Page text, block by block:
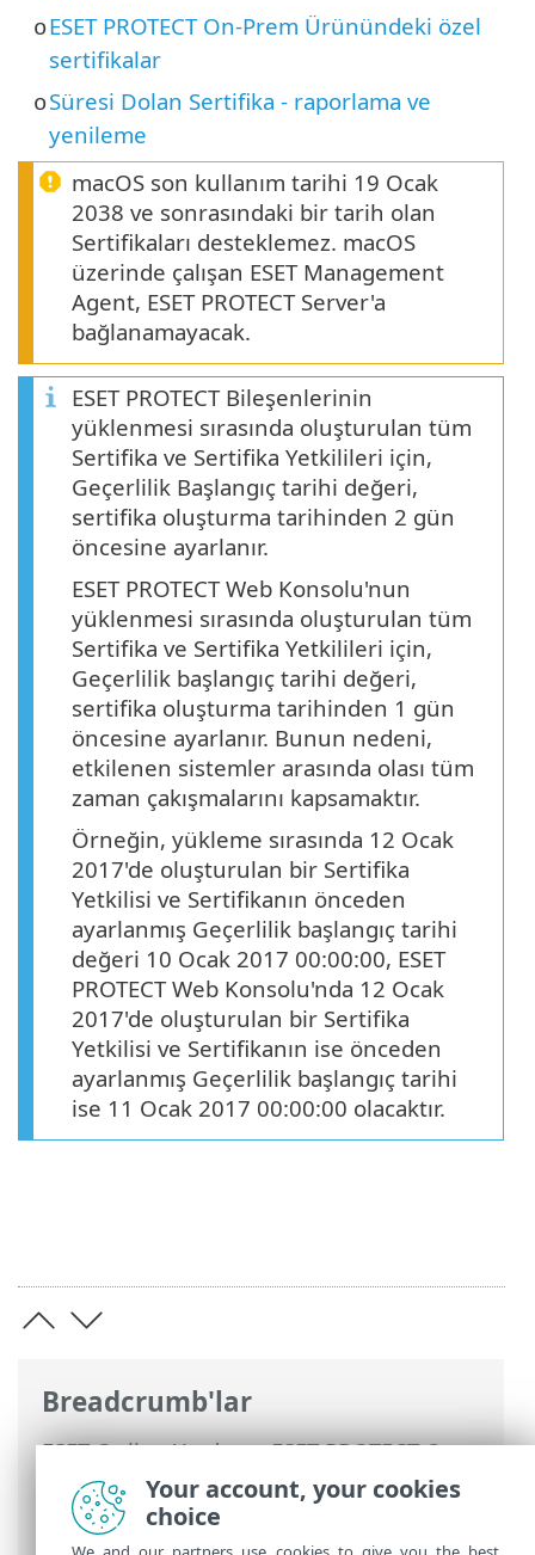
Breadcrumb'lar
ESET Online Yardım>ESET PROTECT On-
Prem>
ESET PROTECT On-Prem Ürününü
Kullanma
>ESET PROTECT On-Prem Ana
Menü> Daha Fazla > Sertifikalar
oESET PROTECT On-Prem Ürünündeki özel
sertifikalar
oSüresi Dolan Sertifika - raporlama ve
yenileme
macOS son kullanım tarihi 19 Ocak
2038 ve sonrasındaki bir tarih olan
Sertifikaları desteklemez. macOS
üzerinde çalışan ESET Management
Agent, ESET PROTECT Server'a
bağlanamayacak.
ESET PROTECT Bileşenlerinin
yüklenmesi sırasında oluşturulan tüm
Sertifika ve Sertifika Yetkilileri için,
Geçerlilik Başlangıç tarihi değeri,
sertifika oluşturma tarihinden 2 gün
öncesine ayarlanır.
ESET PROTECT Web Konsolu'nun
yüklenmesi sırasında oluşturulan tüm
Sertifika ve Sertifika Yetkilileri için,
Geçerlilik başlangıç tarihi değeri,
sertifika oluşturma tarihinden 1 gün
öncesine ayarlanır. Bunun nedeni,
etkilenen sistemler arasında olası tüm
zaman çakışmalarını kapsamaktır.
Örneğin, yükleme sırasında 12 Ocak
2017'de oluşturulan bir Sertifika
Yetkilisi ve Sertifikanın önceden
ayarlanmış Geçerlilik başlangıç tarihi
değeri 10 Ocak 2017 00:00:00, ESET
PROTECT Web Konsolu'nda 12 Ocak
2017'de oluşturulan bir Sertifika
Yetkilisi ve Sertifikanın ise önceden
ayarlanmış Geçerlilik başlangıç tarihi
ise 11 Ocak 2017 00:00:00 olacaktır.
Your account, your cookies
choice